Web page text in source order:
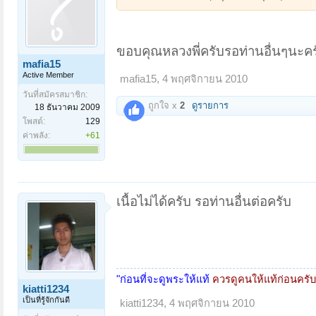
mafia15
Active Member
วันที่สมัครสมาชิก:
18 ธันวาคม 2009
โพสต์:
129
ค่าพลัง:
+61
ขอบคุณหลวงพี่ครับรอท่านอื่นๆนะค
mafia15, 4 พฤศจิกายน 2010
ถูกใจ x 2 ดูรายการ
kiatti1234
เป็นที่รู้จักกันดี
เนื้อไม่ได้ครับ รอท่านอื่นต่อครับ
"ก่อนที่จะดูพระให้แท้ ควรดูคนให้แท้ก่อนครั
kiatti1234, 4 พฤศจิกายน 2010